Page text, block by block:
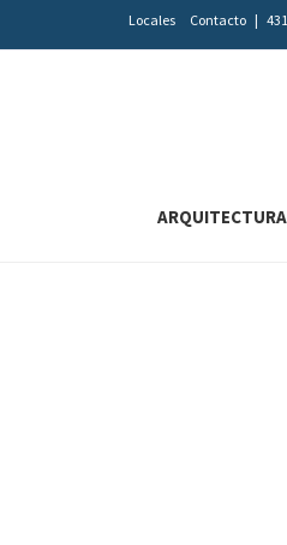
Locales Contacto |
ARQUITECTURA